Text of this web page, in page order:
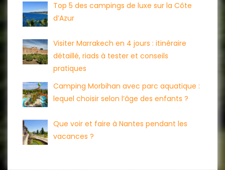
Top 5 des campings de luxe sur la Côte
d’Azur
Visiter Marrakech en 4 jours : itinéraire
détaillé, riads à tester et conseils
pratiques
Camping Morbihan avec parc aquatique :
lequel choisir selon l’âge des enfants ?
Que voir et faire à Nantes pendant les
vacances ?